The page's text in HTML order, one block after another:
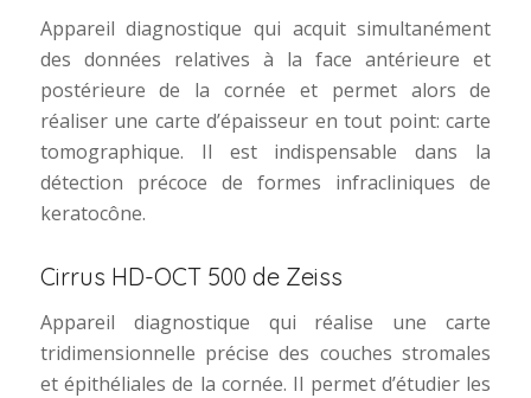
Appareil diagnostique qui acquit simultanément
des données relatives à la face antérieure et
postérieure de la cornée et permet alors de
réaliser une carte d’épaisseur en tout point: carte
tomographique. Il est indispensable dans la
détection précoce de formes infracliniques de
keratocône.
Cirrus HD-OCT 500 de Zeiss
Appareil diagnostique qui réalise une carte
tridimensionnelle précise des couches stromales
et épithéliales de la cornée. Il permet d’étudier les